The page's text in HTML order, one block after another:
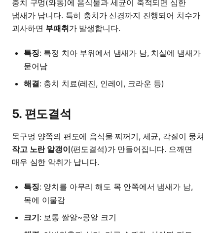
충치 구멍(와동)에 음식물과 세균이 축적되면 심한
냄새가 납니다. 특히 충치가 신경까지 진행되어 치수가
괴사하면 부패취가 발생합니다.
특징: 특정 치아 부위에서 냄새가 남, 치실에 냄새가
묻어남
해결: 충치 치료(레진, 인레이, 크라운 등)
5. 편도결석
목구멍 양쪽의 편도에 음식물 찌꺼기, 세균, 각질이 뭉쳐
작고 노란 알갱이(편도결석)가 만들어집니다. 으깨면
매우 심한 악취가 납니다.
특징: 양치를 아무리 해도 목 안쪽에서 냄새가 남,
목에 이물감
크기: 보통 쌀알~콩알 크기